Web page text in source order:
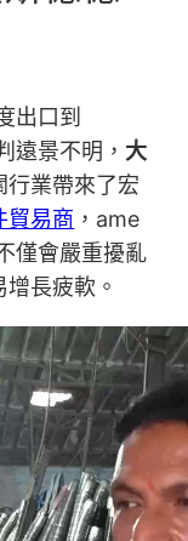
出口到
遠景不明， 大
行業帶來了宏
貿易商 ，ame
僅會嚴重擾亂
長疲軟。